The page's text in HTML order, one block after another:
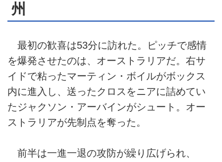
州
最初の歓喜は53分に訪れた。ピッチで感情
を爆発させたのは、オーストラリアだ。右サ
イドで粘ったマーティン・ボイルがボックス
内に進入し、送ったクロスをニアに詰めてい
たジャクソン・アーバインがシュート。オー
ストラリアが先制点を奪った。
前半は一進一退の攻防が繰り広げられ、